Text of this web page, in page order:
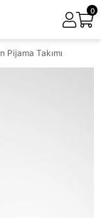
0
Pijama Takımı